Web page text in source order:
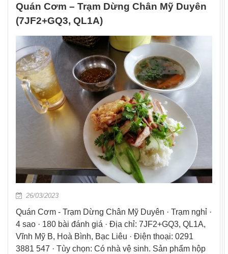
Quán Cơm – Trạm Dừng Chân Mỹ Duyên
(7JF2+GQ3, QL1A)
26/03/2023
Quán Cơm - Trạm Dừng Chân Mỹ Duyên · Trạm nghỉ ·
4 sao · 180 bài đánh giá · Địa chỉ: 7JF2+GQ3, QL1A,
Vĩnh Mỹ B, Hoà Bình, Bạc Liêu · Điện thoại: 0291
3881 547 · Tùy chọn: Có nhà vệ sinh. Sản phẩm hộp